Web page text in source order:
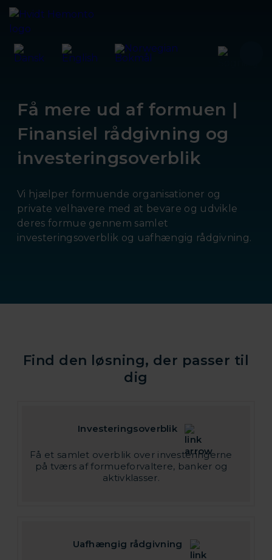
Få mere ud af formuen |
Finansiel rådgivning og
investeringsoverblik
Vi hjælper formuende organisationer og
private velhavere med at bevare og udvikle
deres formue gennem samlet
investeringsoverblik og uafhængig rådgivning.
Find den løsning, der passer til
dig
Investeringsoverblik
Få et samlet overblik over investeringerne
på tværs af formueforvaltere, banker og
aktivklasser.
Uafhængig rådgivning